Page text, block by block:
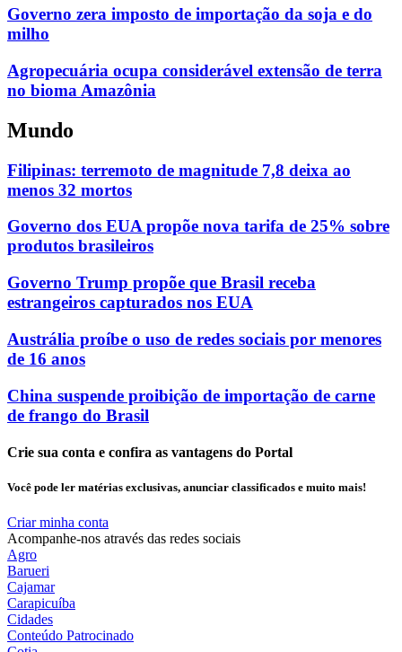
Governo zera imposto de importação da soja e do
milho
Agropecuária ocupa considerável extensão de terra
no bioma Amazônia
Mundo
Filipinas: terremoto de magnitude 7,8 deixa ao
menos 32 mortos
Governo dos EUA propõe nova tarifa de 25% sobre
produtos brasileiros
Governo Trump propõe que Brasil receba
estrangeiros capturados nos EUA
Austrália proíbe o uso de redes sociais por menores
de 16 anos
China suspende proibição de importação de carne
de frango do Brasil
Crie sua conta e confira as vantagens do Portal
Você pode ler matérias exclusivas, anunciar classificados e muito mais!
Criar minha conta
Acompanhe-nos através das redes sociais
Agro
Barueri
Cajamar
Carapicuíba
Cidades
Conteúdo Patrocinado